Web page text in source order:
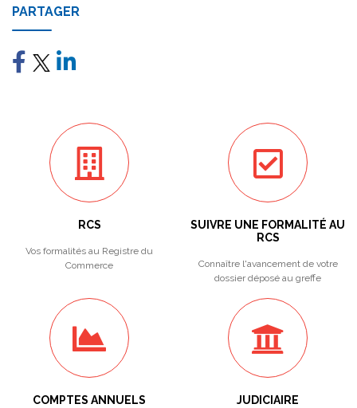
PARTAGER
RCS
Vos formalités au Registre du
Commerce
SUIVRE UNE FORMALITÉ AU
RCS
Connaître l'avancement de votre
dossier déposé au greffe
COMPTES ANNUELS JUDICIAIRE